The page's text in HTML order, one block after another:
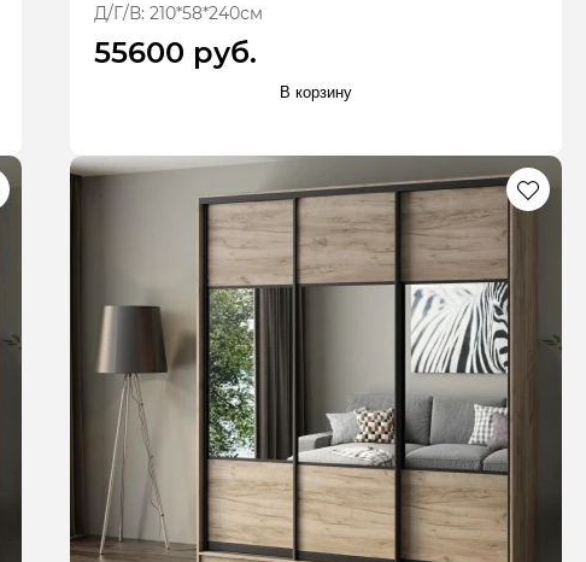
Д/Г/В: 210*58*240см
55600 руб.
В корзину